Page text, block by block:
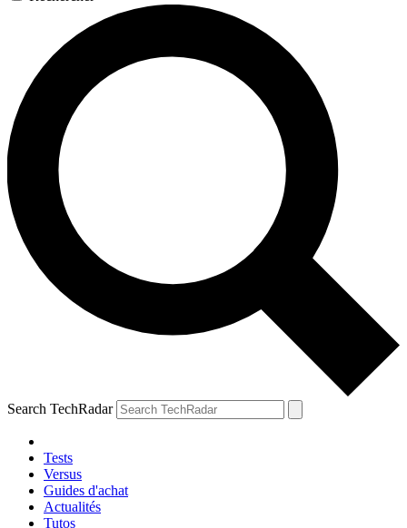
Search TechRadar
Tests
Versus
Guides d'achat
Actualités
Tutos